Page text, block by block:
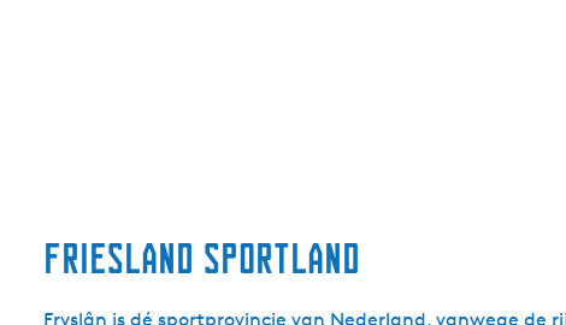
Friesland Sportland
Fryslân is dé sportprovincie van Nederland, vanwege de